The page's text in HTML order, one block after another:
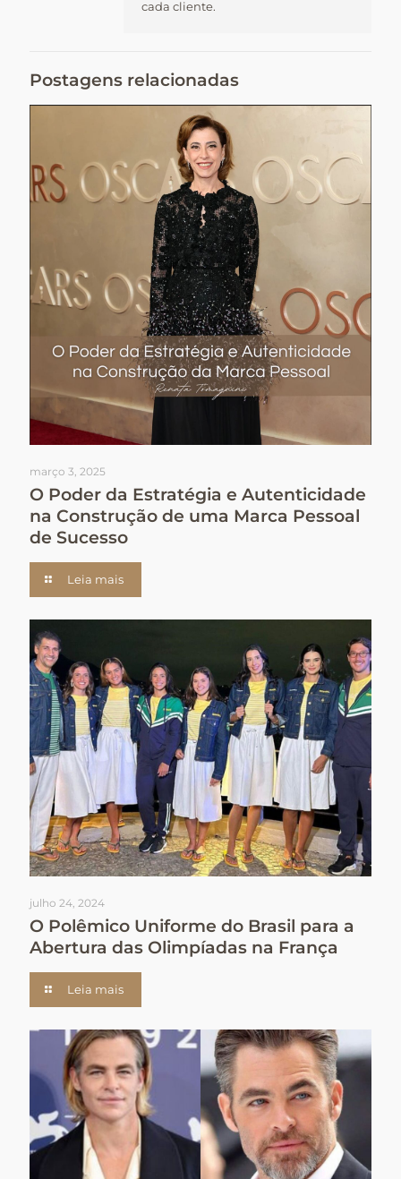
cada cliente.
Postagens relacionadas
março 3, 2025
O Poder da Estratégia e Autenticidade
na Construção de uma Marca Pessoal
de Sucesso
Leia mais
julho 24, 2024
O Polêmico Uniforme do Brasil para a
Abertura das Olimpíadas na França
Leia mais